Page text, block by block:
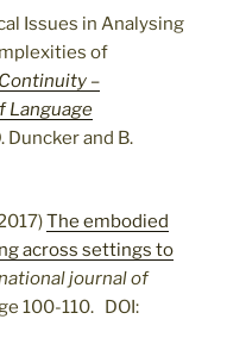
Issues in Analysing
of
–
Language
Duncker and B.
The embodied
across settings to
journal of
100-110. DOI: